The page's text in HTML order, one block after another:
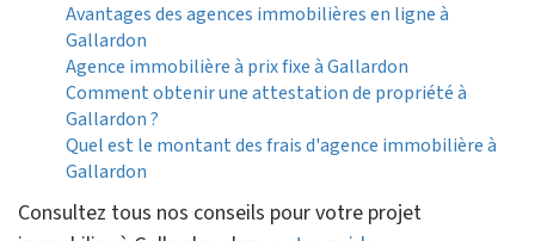
Avantages des agences immobilières en ligne à
Gallardon
Agence immobilière à prix fixe à Gallardon
Comment obtenir une attestation de propriété à
Gallardon ?
Quel est le montant des frais d'agence immobilière à
Gallardon
Consultez tous nos conseils pour votre projet